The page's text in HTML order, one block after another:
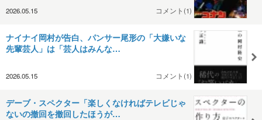
2026.05.15 コメント(1)
ナイナイ岡村が告白、パンサー尾形の「大嫌いな
先輩芸人」は「芸人はみんな…
2026.05.15 コメント(1)
デーブ・スペクター「楽しくなければテレビじゃ
ないの撤回を撤回したほうが…